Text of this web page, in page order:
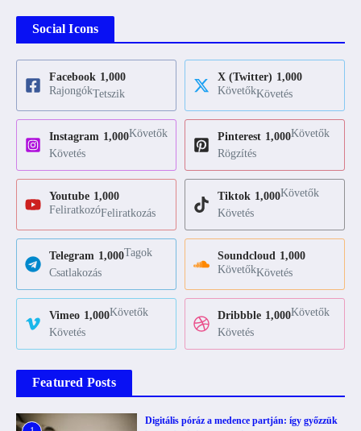
Social Icons
Facebook 1,000
RajongókTetszik
X (Twitter) 1,000
KövetőkKövetés
Instagram 1,000Követők
Követés
Pinterest 1,000Követők
Rögzítés
Youtube 1,000
FeliratkozóFeliratkozás
Tiktok 1,000Követők
Követés
Telegram 1,000Tagok
Csatlakozás
Soundcloud 1,000
KövetőkKövetés
Vimeo 1,000Követők
Követés
Dribbble 1,000Követők
Követés
Featured Posts
Digitális póráz a medence partján: így győzzük